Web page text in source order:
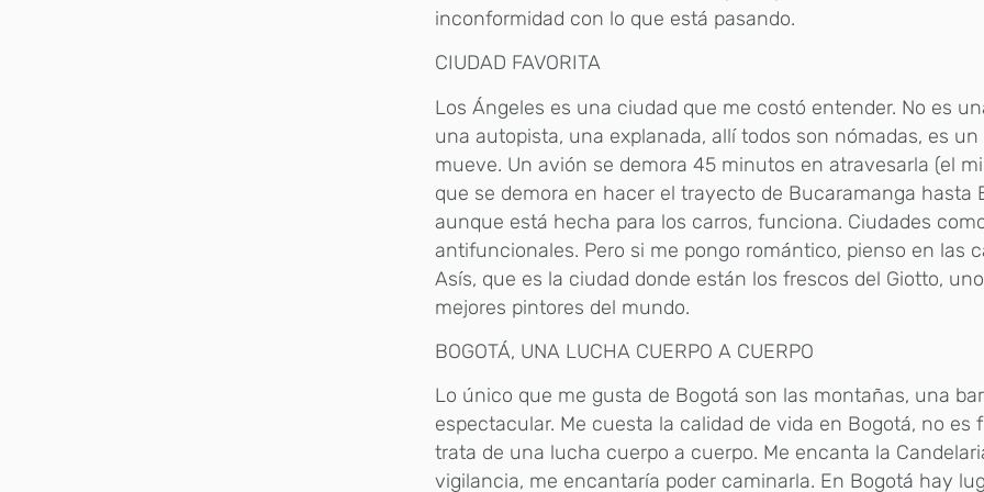
inconformidad con lo que está pasando.
CIUDAD FAVORITA
Los Ángeles es una ciudad que me costó entender. No es
una autopista, una explanada, allí todos son nómadas, es
mueve. Un avión se demora 45 minutos en atravesarla (el
que se demora en hacer el trayecto de Bucaramanga hasta
aunque está hecha para los carros, funciona. Ciudades
antifuncionales. Pero si me pongo romántico, pienso en las
Asís, que es la ciudad donde están los frescos del Giotto,
mejores pintores del mundo.
BOGOTÁ, UNA LUCHA CUERPO A CUERPO
Lo único que me gusta de Bogotá son las montañas, una
espectacular. Me cuesta la calidad de vida en Bogotá, no es
trata de una lucha cuerpo a cuerpo. Me encanta la
vigilancia, me encantaría poder caminarla. En Bogotá hay